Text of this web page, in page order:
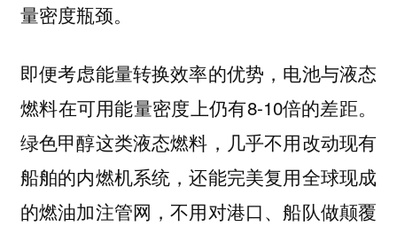
量密度瓶颈。
即便考虑能量转换效率的优势，电池与液态
燃料在可用能量密度上仍有8-10倍的差距。
绿色甲醇这类液态燃料，几乎不用改动现有
船舶的内燃机系统，还能完美复用全球现成
的燃油加注管网，不用对港口、船队做颠覆